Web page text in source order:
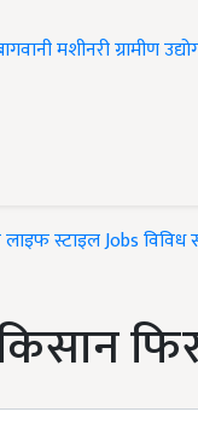
मशीनरीग्रामीण
लाइफ स्टाइलJobsविविध